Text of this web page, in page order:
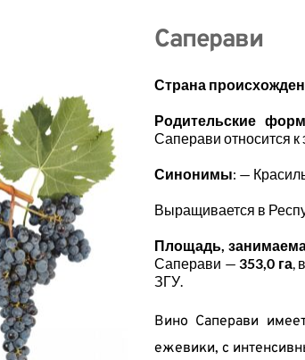
Саперави
Страна
Родительские
Саперави относится к
Синонимы: —
Выращивается в
Площадь,
Саперави — 353,0 га,
ЗГУ.
Вино Саперави
ежевики, с